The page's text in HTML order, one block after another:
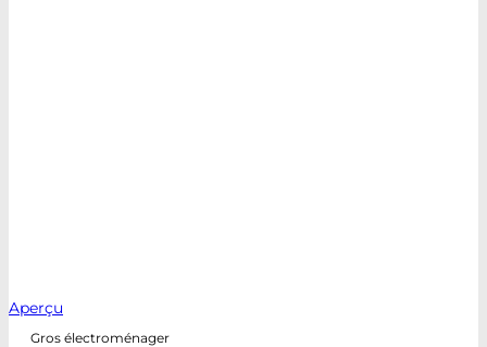
Aperçu
Gros électroménager